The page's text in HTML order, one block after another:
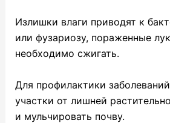
Излишки влаги приводят к
или фузариозу, пораженные
необходимо сжигать.
Для профилактики
участки от лишней
и мульчировать почву.